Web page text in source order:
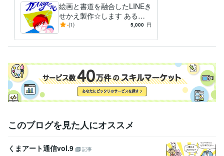
絵画と書道を融合したLINEき
せかえ製作☆します ある文
字の中に絵画がある画法も含
-(1) 5,000 円
このブログを見た人にオススメ
くまアート通信vol.9
記事